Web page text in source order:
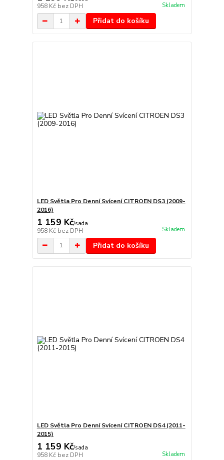
958 Kč bez DPH Skladem
Přidat do košíku
LED Světla Pro Denní Svícení CITROEN DS3 (2009-
2016)
1 159 Kč/sada
958 Kč bez DPH Skladem
Přidat do košíku
LED Světla Pro Denní Svícení CITROEN DS4 (2011-
2015)
1 159 Kč/sada
958 Kč bez DPH Skladem